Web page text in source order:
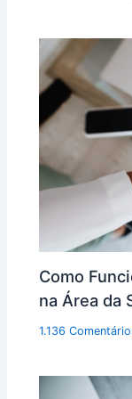
Como
na Área da
1.136